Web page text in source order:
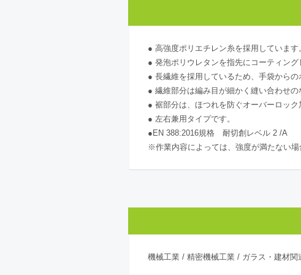
● 高強度ポリエチレン糸を採用しています
● 発泡ポリウレタンを指先にコーティン
● 長繊維を採用しているため、手袋からの
● 繊維部分は編み目が細かく縫い合わせ
● 裾部分は、ほつれを防ぐオーバーロック
● 左右兼用タイプです。
●EN 388:2016規格 耐切創レベル 2 /A
※作業内容によっては、強度が満たない場
機械工業 / 精密機械工業 / ガラス・建材